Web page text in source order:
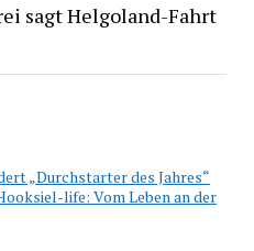
sagt Helgoland-Fahrt
„Durchstarter des Jahres“
life: Vom Leben an der